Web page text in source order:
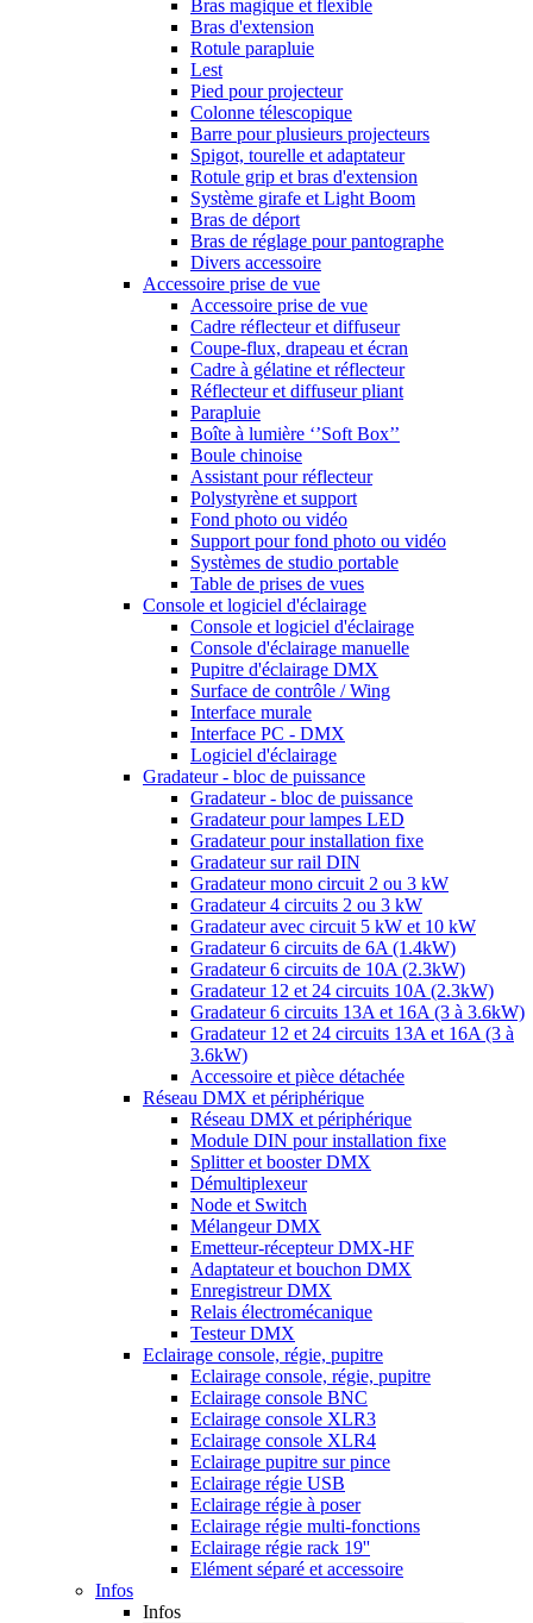
Bras magique et flexible
Bras d'extension
Rotule parapluie
Lest
Pied pour projecteur
Colonne télescopique
Barre pour plusieurs projecteurs
Spigot, tourelle et adaptateur
Rotule grip et bras d'extension
Système girafe et Light Boom
Bras de déport
Bras de réglage pour pantographe
Divers accessoire
Accessoire prise de vue
Accessoire prise de vue
Cadre réflecteur et diffuseur
Coupe-flux, drapeau et écran
Cadre à gélatine et réflecteur
Réflecteur et diffuseur pliant
Parapluie
Boîte à lumière ‘’Soft Box’’
Boule chinoise
Assistant pour réflecteur
Polystyrène et support
Fond photo ou vidéo
Support pour fond photo ou vidéo
Systèmes de studio portable
Table de prises de vues
Console et logiciel d'éclairage
Console et logiciel d'éclairage
Console d'éclairage manuelle
Pupitre d'éclairage DMX
Surface de contrôle / Wing
Interface murale
Interface PC - DMX
Logiciel d'éclairage
Gradateur - bloc de puissance
Gradateur - bloc de puissance
Gradateur pour lampes LED
Gradateur pour installation fixe
Gradateur sur rail DIN
Gradateur mono circuit 2 ou 3 kW
Gradateur 4 circuits 2 ou 3 kW
Gradateur avec circuit 5 kW et 10 kW
Gradateur 6 circuits de 6A (1.4kW)
Gradateur 6 circuits de 10A (2.3kW)
Gradateur 12 et 24 circuits 10A (2.3kW)
Gradateur 6 circuits 13A et 16A (3 à 3.6kW)
Gradateur 12 et 24 circuits 13A et 16A (3 à
3.6kW)
Accessoire et pièce détachée
Réseau DMX et périphérique
Réseau DMX et périphérique
Module DIN pour installation fixe
Splitter et booster DMX
Démultiplexeur
Node et Switch
Mélangeur DMX
Emetteur-récepteur DMX-HF
Adaptateur et bouchon DMX
Enregistreur DMX
Relais électromécanique
Testeur DMX
Eclairage console, régie, pupitre
Eclairage console, régie, pupitre
Eclairage console BNC
Eclairage console XLR3
Eclairage console XLR4
Eclairage pupitre sur pince
Eclairage régie USB
Eclairage régie à poser
Eclairage régie multi-fonctions
Eclairage régie rack 19''
Elément séparé et accessoire
Infos
Infos